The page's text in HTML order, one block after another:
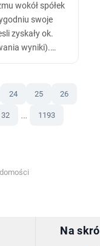
wokół spółek
swoje
zyskały ok.
wyniki).
0.38%,
24 25 26
32 … 1193
Na